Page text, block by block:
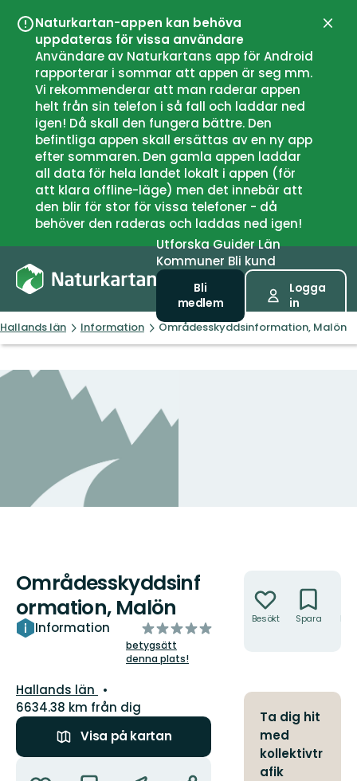
Naturkartan-appen kan behöva
uppdateras för vissa användare
Användare av Naturkartans app för Android
rapporterar i sommar att appen är seg mm.
Vi rekommenderar att man raderar appen
helt från sin telefon i så fall och laddar ned
igen! Då skall den fungera bättre. Den
befintliga appen skall ersättas av en ny app
efter sommaren. Den gamla appen laddar
all data för hela landet lokalt i appen (för
att klara offline-läge) men det innebär att
den blir för stor för vissa telefoner - då
behöver den raderas och laddas ned igen!
UtforskaGuiderLän
Kommuner Bli kund
Bli
medlem
Logga
in
Hallands län Information Områdesskyddsinformation, Malön
Områdesskyddsinf
ormation, Malön
Information
av
5
stjärnor
betygsätt
denna plats!
Län:
Hallands län
6634.38 km från dig
Visa på kartan
Besökt Spara
Ta dig hit
med
kollektivtr
afik